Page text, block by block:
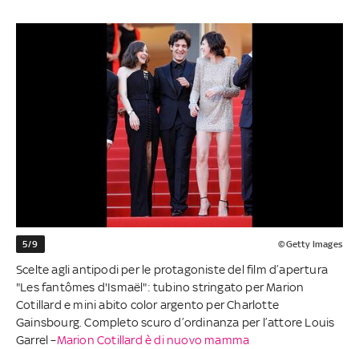
5/9 ©Getty Images
Scelte agli antipodi per le protagoniste del film d’apertura
"Les fantômes d'Ismaël": tubino stringato per Marion
Cotillard e mini abito color argento per Charlotte
Gainsbourg. Completo scuro d’ordinanza per l’attore Louis
Garrel –Marion Cotillard è di nuovo mamma